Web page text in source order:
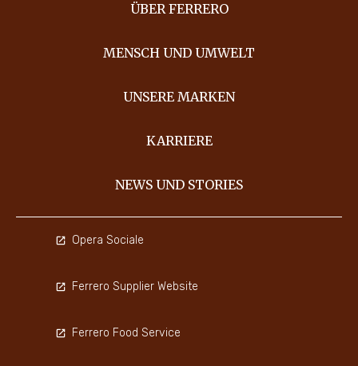
ÜBER FERRERO
MENSCH UND UMWELT
UNSERE MARKEN
KARRIERE
NEWS UND STORIES
Opera Sociale
Ferrero Supplier Website
Ferrero Food Service